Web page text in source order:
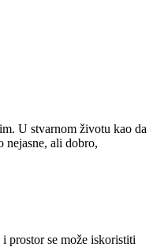
U stvarnom životu kao da
nejasne, ali dobro,
prostor se može iskoristiti